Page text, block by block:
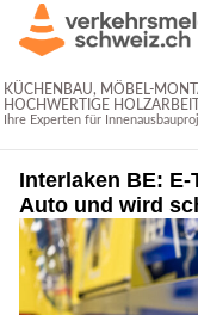
Interlaken BE:
Auto und wird